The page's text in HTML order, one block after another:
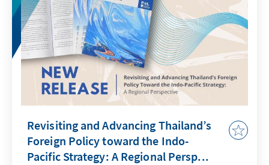
Revisiting and Advancing Thailand’s
Foreign Policy toward the Indo-
Pacific Strategy: A Regional Persp...